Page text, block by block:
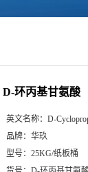
D-环丙基甘氨酸
英文名称： D-
品牌： 华玖
型号： 25KG/纸板桶